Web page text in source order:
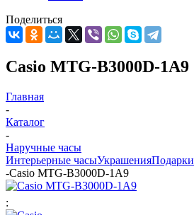
Поделиться
Casio MTG-B3000D-1A9
Главная
-
Каталог
-
Наручные часы
Интерьерные часыУкрашенияПодарки
-Casio MTG-B3000D-1A9
: